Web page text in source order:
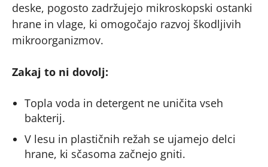
deske, pogosto zadržujejo mikroskopski ostanki
hrane in vlage, ki omogočajo razvoj škodljivih
mikroorganizmov.
Zakaj to ni dovolj:
Topla voda in detergent ne uničita vseh
bakterij.
V lesu in plastičnih režah se ujamejo delci
hrane, ki sčasoma začnejo gniti.